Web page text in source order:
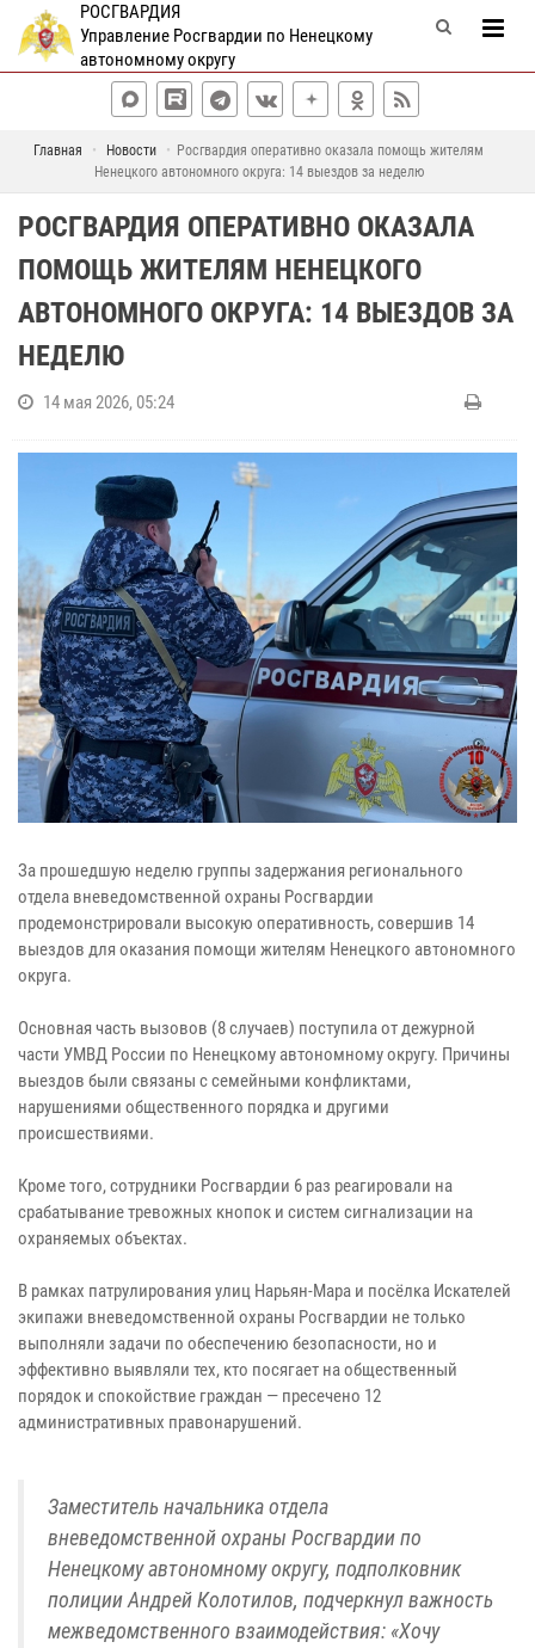
РОСГВАРДИЯ
Управление Росгвардии по Ненецкому
автономному округу
Главная Новости
Росгвардия оперативно оказала помощь жителям
Ненецкого автономного округа: 14 выездов за неделю
РОСГВАРДИЯ ОПЕРАТИВНО ОКАЗАЛА
ПОМОЩЬ ЖИТЕЛЯМ НЕНЕЦКОГО
АВТОНОМНОГО ОКРУГА: 14 ВЫЕЗДОВ ЗА
НЕДЕЛЮ
14 мая 2026, 05:24
За прошедшую неделю группы задержания регионального
отдела вневедомственной охраны Росгвардии
продемонстрировали высокую оперативность, совершив 14
выездов для оказания помощи жителям Ненецкого автономного
округа.
Основная часть вызовов (8 случаев) поступила от дежурной
части УМВД России по Ненецкому автономному округу. Причины
выездов были связаны с семейными конфликтами,
нарушениями общественного порядка и другими
происшествиями.
Кроме того, сотрудники Росгвардии 6 раз реагировали на
срабатывание тревожных кнопок и систем сигнализации на
охраняемых объектах.
В рамках патрулирования улиц Нарьян-Мара и посёлка Искателей
экипажи вневедомственной охраны Росгвардии не только
выполняли задачи по обеспечению безопасности, но и
эффективно выявляли тех, кто посягает на общественный
порядок и спокойствие граждан — пресечено 12
административных правонарушений.
Заместитель начальника отдела
вневедомственной охраны Росгвардии по
Ненецкому автономному округу, подполковник
полиции Андрей Колотилов, подчеркнул важность
межведомственного взаимодействия: «Хочу